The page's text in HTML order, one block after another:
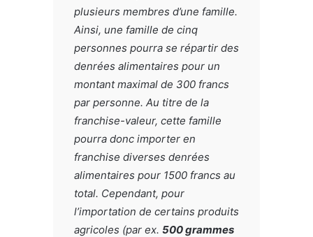
plusieurs membres d’une famille.
Ainsi, une famille de cinq
personnes pourra se répartir des
denrées alimentaires pour un
montant maximal de 300 francs
par personne. Au titre de la
franchise-valeur, cette famille
pourra donc importer en
franchise diverses denrées
alimentaires pour 1500 francs au
total. Cependant, pour
l’importation de certains produits
agricoles (par ex. 500 grammes